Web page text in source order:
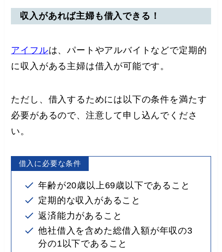
収入があれば主婦も借入できる！
アイフルは、パートやアルバイトなどで定期的
に収入がある主婦は借入が可能です。
ただし、借入するためには以下の条件を満たす
必要があるので、注意して申し込んでくださ
い。
借入に必要な条件
年齢が20歳以上69歳以下であること
定期的な収入があること
返済能力があること
他社借入を含めた総借入額が年収の3
分の1以下であること